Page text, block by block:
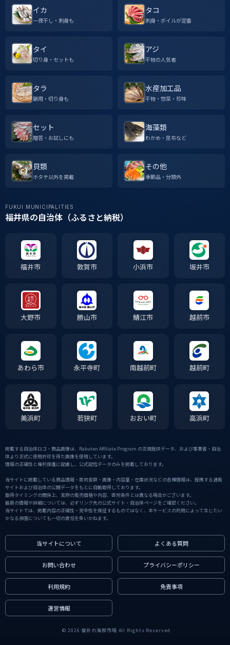
イカ
一夜干し・刺身も
タコ
刺身・ボイルが定番
タイ
切り身・セットも
アジ
干物の人気者
タラ
鍋用・切り身も
水産加工品
干物・惣菜・珍味
セット
贈答・お試しにも
海藻類
わかめ・昆布など
貝類
ホタテ以外を掲載
その他
季節品・分類外
FUKUI MUNICIPALITIES
福井県の自治体（ふるさと納税）
福井市 敦賀市 小浜市 坂井市
大野市 勝山市 鯖江市 越前市
あわら市 永平寺町 南越前町 越前町
美浜町 若狭町 おおい町 高浜町
掲載する自治体ロゴ・商品画像は、Rakuten Affiliate Program の正規提供データ、および事業者・自治
体より正式に使用許可を得た画像を使用しています。
情報の正確性と権利保護に配慮し、公式配信データのみを掲載しております。
当サイトに掲載している商品情報・寄附金額・画像・内容量・在庫状況などの各種情報は、提携する通販
サイトおよび自治体の公開データをもとに自動取得しております。
取得タイミングの関係上、実際の販売価格や内容、寄附条件とは異なる場合がございます。
最新の情報や詳細については、必ずリンク先の公式サイト・自治体ページをご確認ください。
当サイトでは、掲載内容の正確性・完全性を保証するものではなく、本サービスの利用によって生じたい
かなる損害についても一切の責任を負いかねます。
当サイトについて よくある質問
お問い合わせ プライバシーポリシー
利用規約 免責事項
運営情報
© 2026 福井の海鮮市場 All Rights Reserved.